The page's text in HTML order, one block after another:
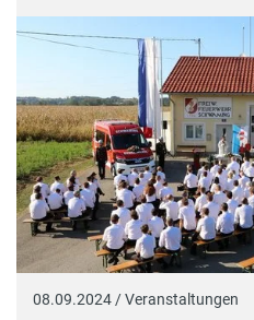
08.09.2024 / Veranstaltungen